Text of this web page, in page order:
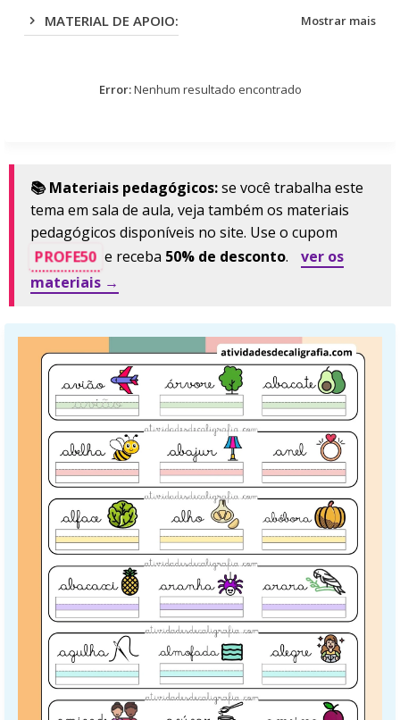
MATERIAL DE APOIO: Mostrar mais
Error:Nenhum resultado encontrado
📚 Materiais pedagógicos:se você trabalha este
tema em sala de aula, veja também os materiais
pedagógicos disponíveis no site. Use o cupom
PROFE50 e receba 50% de desconto.
ver os
materiais →